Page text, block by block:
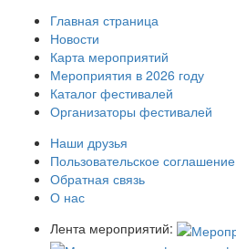
Главная страница
Новости
Карта мероприятий
Мероприятия в 2026 году
Каталог фестивалей
Организаторы фестивалей
Наши друзья
Пользовательское соглашение
Обратная связь
О нас
Лента мероприятий: